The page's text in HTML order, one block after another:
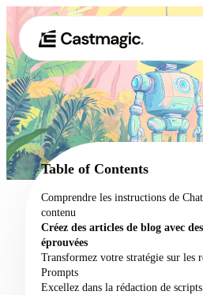
01 Produit
02 Cas
Tarification
À propos de
Table of Contents
Comprendre les instructions de
contenu
Créez des articles de blog avec
éprouvées
Transformez votre stratégie sur les
Prompts
Excellez dans la rédaction de